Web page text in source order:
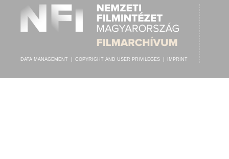
DATA MANAGEMENT COPYRIGHT AND USER PRIVILEGES IMPRINT